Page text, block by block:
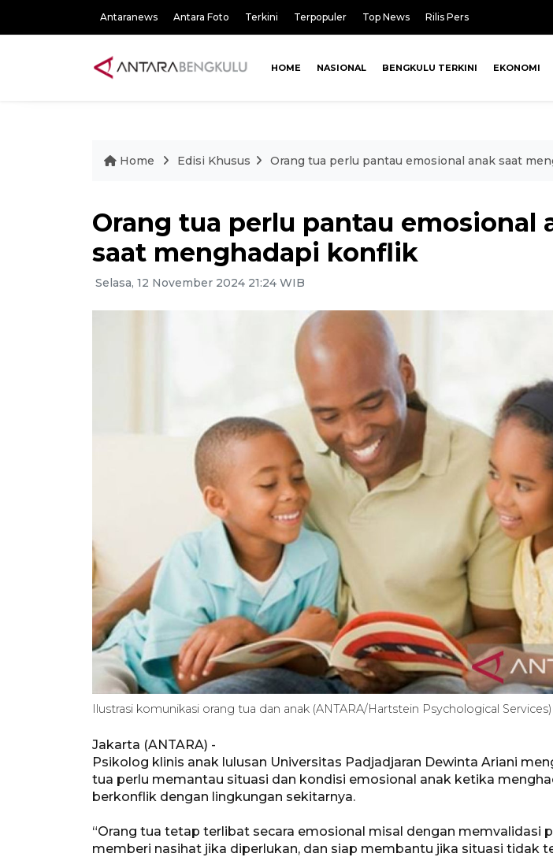
Antaranews Antara Foto Terkini Terpopuler Top News Rilis Pers
HOME NASIONAL BENGKULU TERKINI EKONOMI
Home Edisi Khusus Orang tua perlu pantau emosional anak saat
Orang tua perlu pantau emosional
saat menghadapi konflik
Selasa, 12 November 2024 21:24 WIB
Ilustrasi komunikasi orang tua dan anak (ANTARA/Hartstein Psychological Services)
Jakarta (ANTARA) -
Psikolog klinis anak lulusan Universitas Padjadjaran Dewinta Ariani
tua perlu memantau situasi dan kondisi emosional anak ketika
berkonflik dengan lingkungan sekitarnya.
“Orang tua tetap terlibat secara emosional misal dengan memvalidasi
memberi nasihat jika diperlukan, dan siap membantu jika situasi tidak